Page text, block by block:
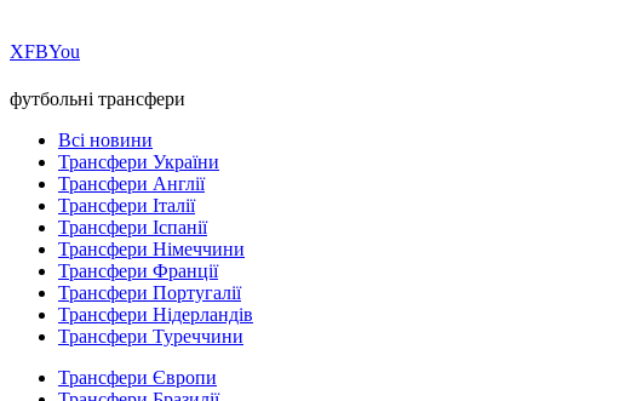
ХFBYou
футбольні трансфери
Всі новини
Трансфери України
Трансфери Англії
Трансфери Італії
Трансфери Іспанії
Трансфери Німеччини
Трансфери Франції
Трансфери Португалії
Трансфери Нідерландів
Трансфери Туреччини
Трансфери Європи